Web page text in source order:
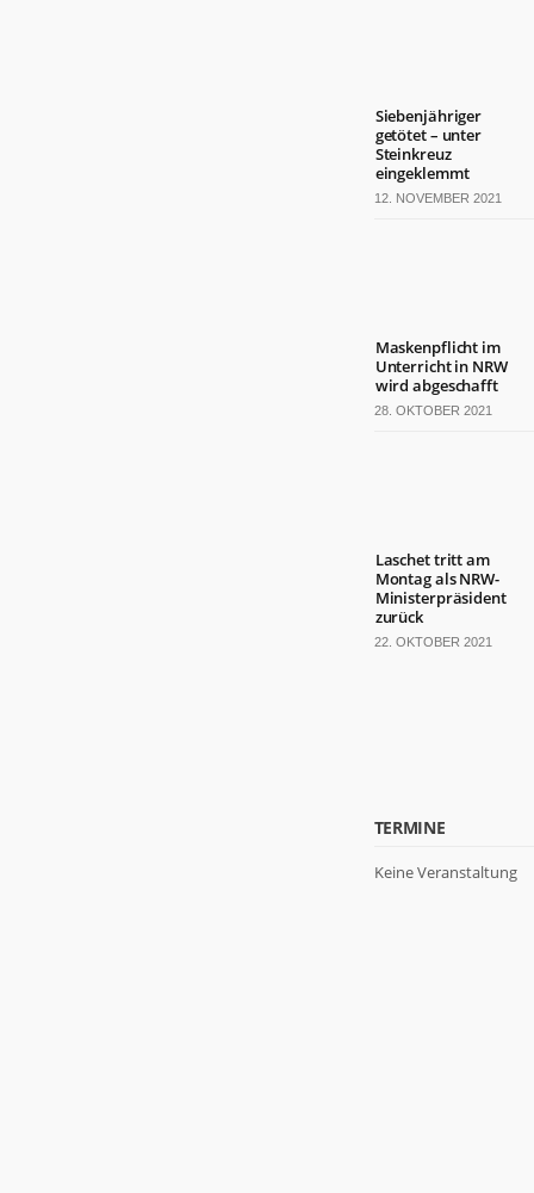
Siebenjähriger
getötet – unter
Steinkreuz
eingeklemmt
12. NOVEMBER 2021
Maskenpflicht im
Unterricht in NRW
wird abgeschafft
28. OKTOBER 2021
Laschet tritt am
Montag als NRW-
Ministerpräsident
zurück
22. OKTOBER 2021
TERMINE
Keine Veranstaltung